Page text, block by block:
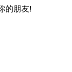
的朋友!